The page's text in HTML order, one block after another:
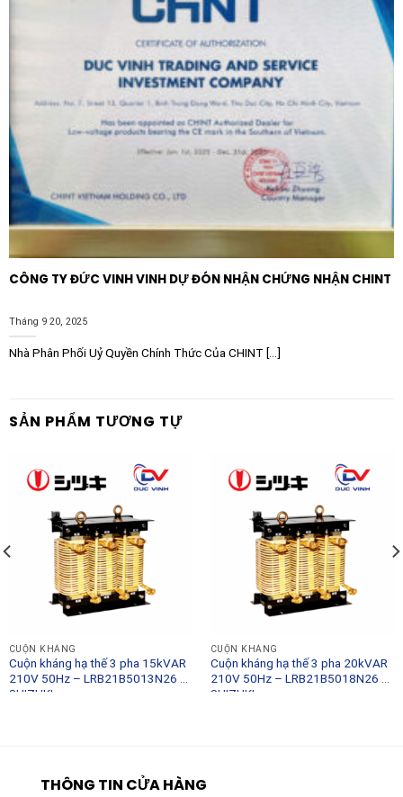
CÔNG TY ĐỨC VINH VINH DỰ ĐÓN NHẬN CHỨNG NHẬN CHINT
Tháng 9 20, 2025
Nhà Phân Phối Uỷ Quyền Chính Thức Của CHINT [...]
SẢN PHẨM TƯƠNG TỰ
CUỘN KHÁNG
Cuộn kháng hạ thế 3 pha 15kVAR
210V 50Hz – LRB21B5013N26 –
SHIZUKI
CUỘN KHÁNG
Cuộn kháng hạ thế 3 pha 20kVAR
210V 50Hz – LRB21B5018N26 –
SHIZUKI
THÔNG TIN CỬA HÀNG